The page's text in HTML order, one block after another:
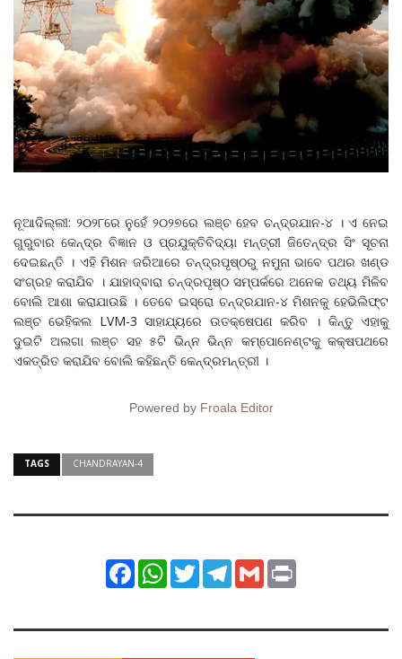
ନୂଆଦିଲ୍ଲୀ: ୨୦୨୮ରେ ନୁହେଁ ୨୦୨୭ରେ ଲଞ୍ଚ ହେବ ଚନ୍ଦ୍ରଯାନ-୪ । ଏ ନେଇ
ଗୁରୁବାର କେନ୍ଦ୍ର ବିଜ୍ଞାନ ଓ ପ୍ରଯୁକ୍ତିବିଦ୍ୟା ମନ୍ତ୍ରୀ ଜିତେନ୍ଦ୍ର ସିଂ ସୂଚନା
ଦେଇଛନ୍ତି । ଏହି ମିଶନ ଜରିଆରେ ଚନ୍ଦ୍ରପୃଷ୍ଠରୁ ନମୁନା ଭାବେ ପଥର ଖଣ୍ଡ
ସଂଗ୍ରହ କରାଯିବ । ଯାହାଦ୍ବାରା ଚନ୍ଦ୍ରପୃଷ୍ଠ ସମ୍ପର୍କରେ ଅନେକ ତଥ୍ୟ ମିଳିବ
ବୋଲି ଆଶା କରାଯାଉଛି । ତେବେ ଇସ୍ରୋ ଚନ୍ଦ୍ରଯାନ-୪ ମିଶନକୁ ହେଭିଲିଫ୍ଟ
ଲଞ୍ଚ ଭେହିକଲ LVM-3 ସାହାଯ୍ୟରେ ଉତକ୍ଷେପଣ କରିବ । କିନ୍ତୁ ଏହାକୁ
ଦୁଇଟି ଅଲଗା ଲଞ୍ଚ ସହ ୫ଟି ଭିନ୍ନ ଭିନ୍ନ କମ୍ପୋନେଣ୍ଟକୁ କକ୍ଷପଥରେ
ଏକତ୍ରିତ କରାଯିବ ବୋଲି କହିଛନ୍ତି କେନ୍ଦ୍ରମନ୍ତ୍ରୀ ।
Powered by Froala Editor
TAGS CHANDRAYAN-4
FacebookWhatsApp
TwitterTelegram
Gmail